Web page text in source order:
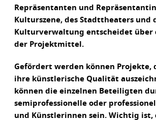
Repräsentanten und
Kulturszene, des Stadttheaters und
Kulturverwaltung entscheidet über
der Projektmittel.
Gefördert werden können Projekte,
ihre künstlerische Qualität
können die einzelnen Beteiligten
semiprofessionelle oder
und Künstlerinnen sein. Wichtig ist,